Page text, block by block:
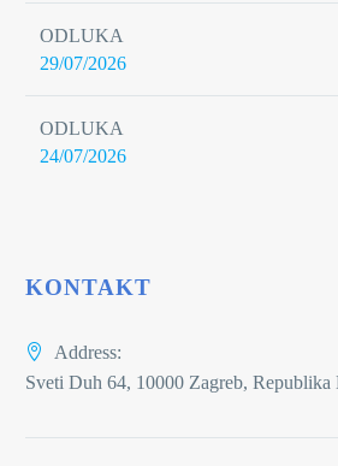
ODLUKA
29/07/2026
ODLUKA
24/07/2026
KONTAKT
Address:
Sveti Duh 64, 10000 Zagreb, Republika